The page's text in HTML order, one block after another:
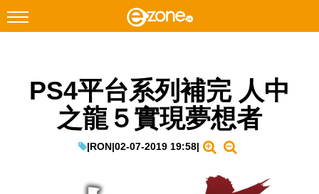
Facebook Instagram
PS4平台系列補完 人中
之龍５實現夢想者
|RON|02-07-2019 19:58|